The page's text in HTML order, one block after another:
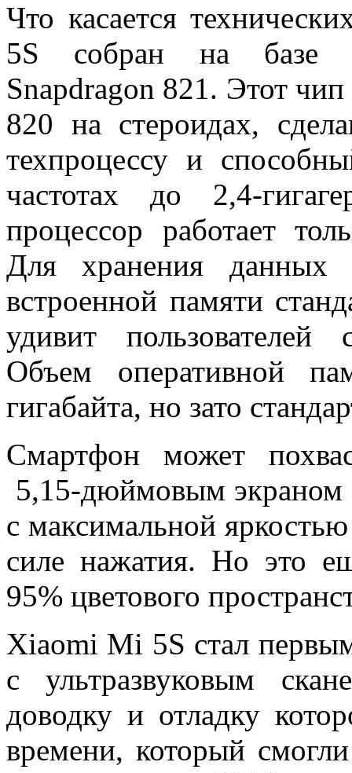
Что касается
5S собран на базе
Snapdragon 821. Этот чип
820 на стероидах,
техпроцессу и
частотах до 2,4-
процессор работает
Для хранения данных
встроенной памяти
удивит
Объем оперативной
гигабайта, но зато
Смартфон может
5,15-дюймовым экраном
с максимальной
силе нажатия. Но это
95% цветового
Xiaomi Mi 5S стал
с ультразвуковым
доводку и отладку
времени, который